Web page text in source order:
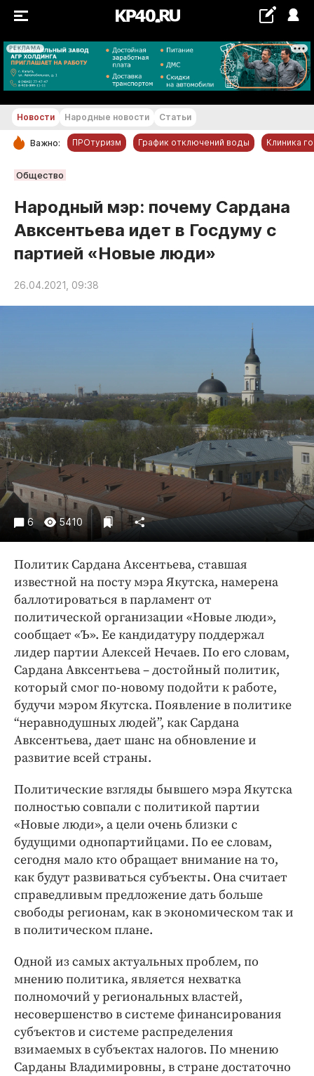
РЕКЛАМА
+17...+18 °С
РУБРИКИ
Новости компаний
Статьи
Народные новости
Авто и транспорт
Благоустройство
Образование
Общество
Погода
Праздники
Происшествия
Спорт
Экономика и бизнес
ПРОЕКТЫ
Блоги
Издания
Медиаперсона
Интересное чтиво
Клиника года
Бренд года
Работодатель года
Новости Народные новости Статьи
Важно: ПРОтуризм График отключений воды Клиника
Общество
Народный мэр: почему Сардана
Авксентьева идет в Госдуму с
партией «Новые люди»
26.04.2021, 09:38
6 5410
Политик Сардана Аксентьева, ставшая
известной на посту мэра Якутска, намерена
баллотироваться в парламент от
политической организации «Новые люди»,
сообщает «Ъ». Ее кандидатуру поддержал
лидер партии Алексей Нечаев. По его словам,
Сардана Авксентьева – достойный политик,
который смог по-новому подойти к работе,
будучи мэром Якутска. Появление в политике
“неравнодушных людей”, как Сардана
Авксентьева, дает шанс на обновление и
развитие всей страны.
Политические взгляды бывшего мэра Якутска
полностью совпали с политикой партии
«Новые люди», а цели очень близки с
будущими однопартийцами. По ее словам,
сегодня мало кто обращает внимание на то,
как будут развиваться субъекты. Она считает
справедливым предложение дать больше
свободы регионам, как в экономическом так и
в политическом плане.
Одной из самых актуальных проблем, по
мнению политика, является нехватка
полномочий у региональных властей,
несовершенство в системе финансирования
субъектов и системе распределения
взимаемых в субъектах налогов. По мнению
Сарданы Владимировны, в стране достаточно